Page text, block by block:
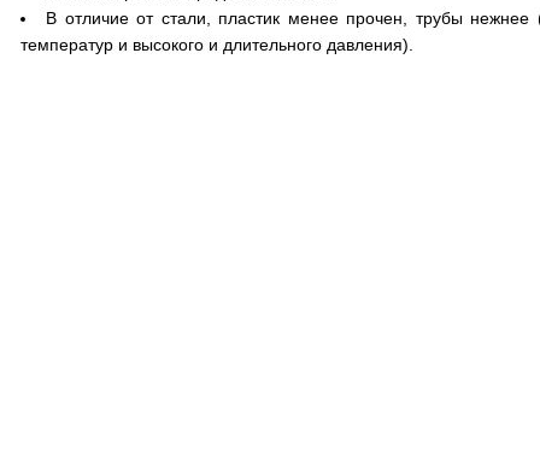
В отличие от стали, пластик менее прочен, трубы
температур и высокого и длительного давления).